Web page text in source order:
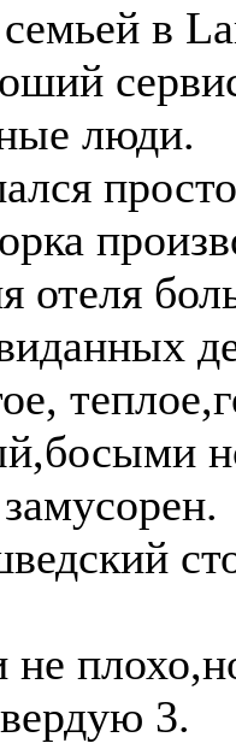
в
люди.
отеля
3.